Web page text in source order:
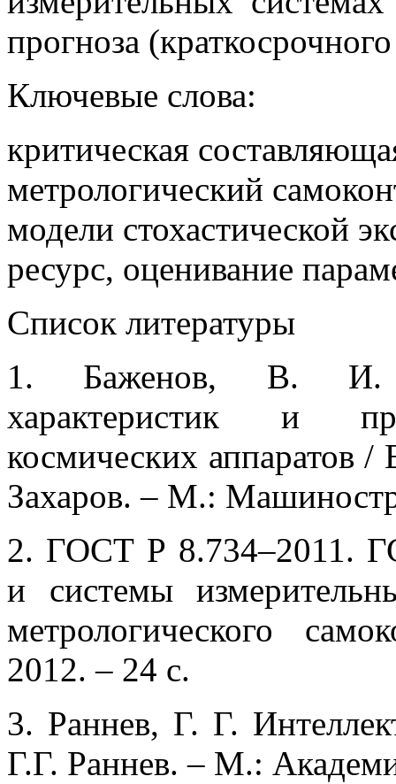
прогноза
Ключевые слова:
критическая
метрологический
модели стохастической
ресурс, оценивание
Список литературы
1. Баженов, В. И.
характеристик и
космических
Захаров. – М.:
2. ГОСТ Р 8.734–2011.
и системы
метрологического
2012. – 24 с.
3. Раннев, Г. Г.
Г.Г. Раннев. – М.: